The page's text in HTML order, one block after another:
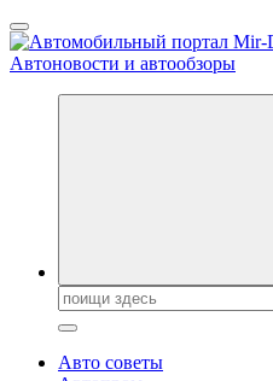
Перейти
к
содержанию
Справочник автомобилиста.
Поиск:
Авто советы